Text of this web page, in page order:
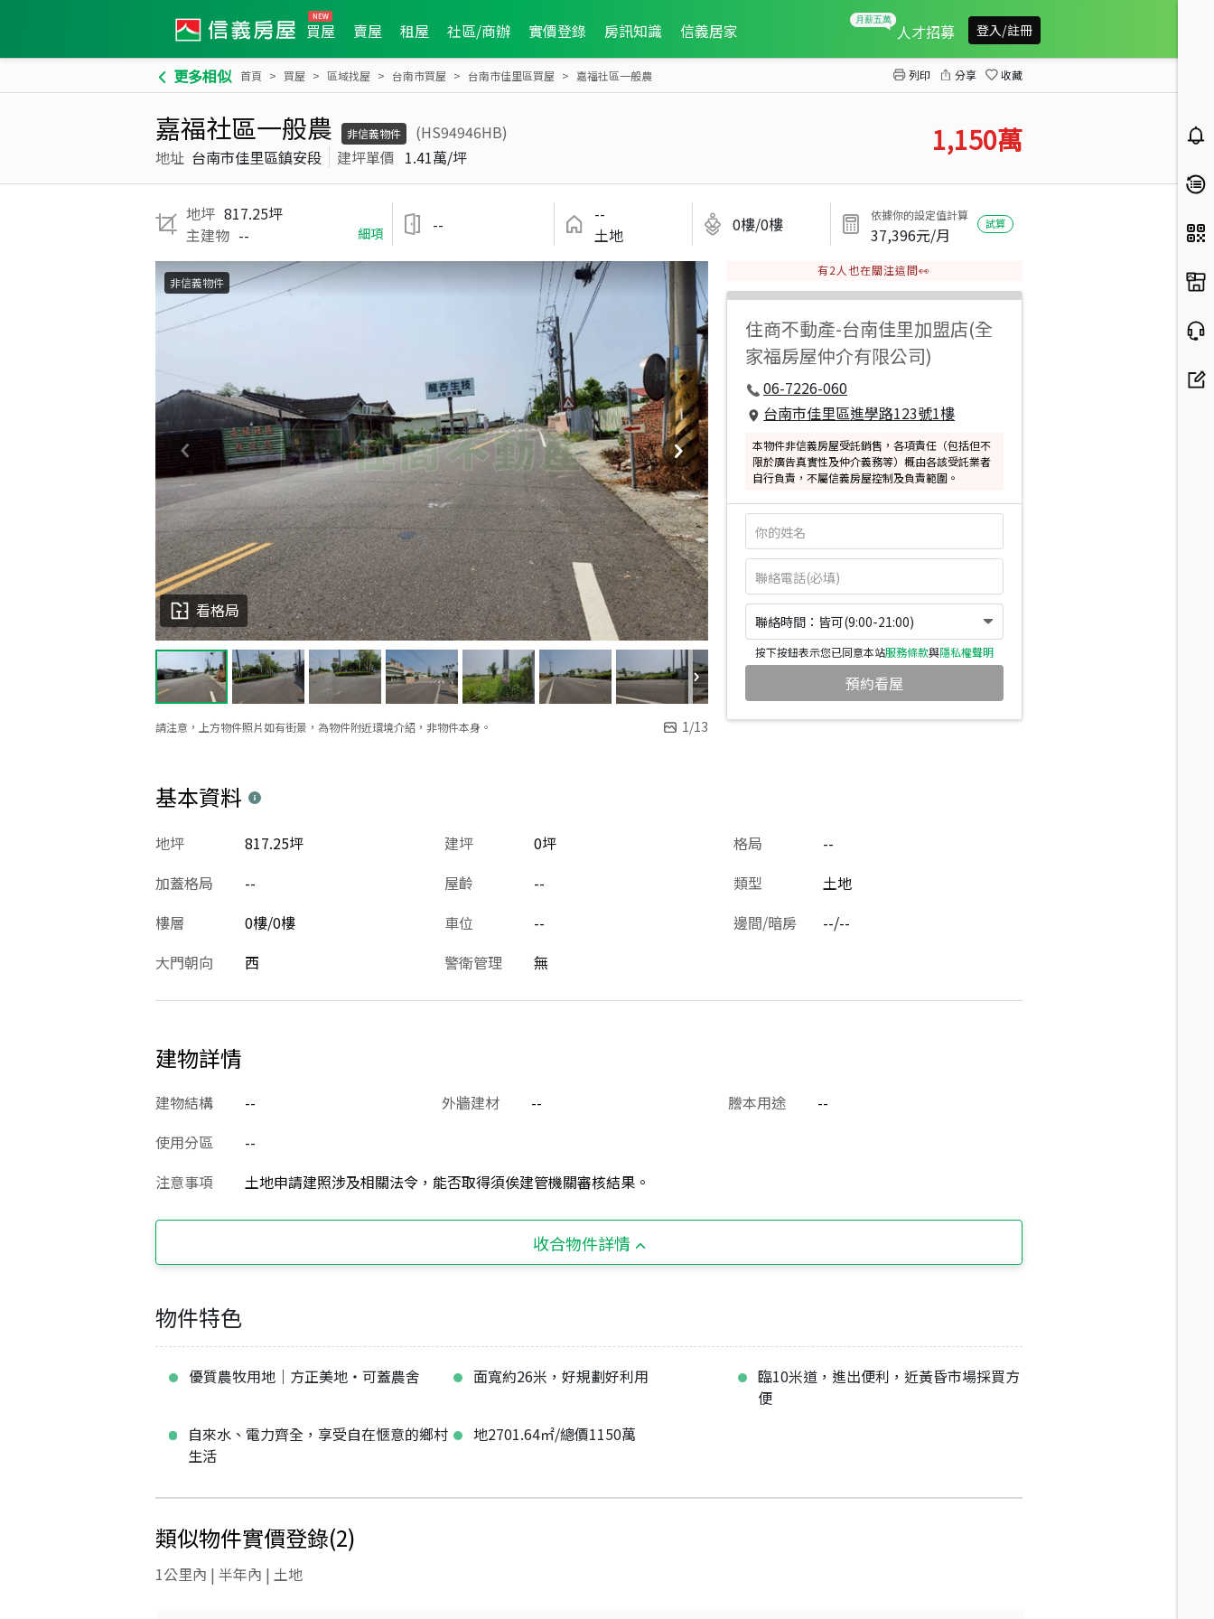
買屋 賣屋 租屋 社區/商辦 實價登錄 房訊知識 信義居家 人才招募 登入/註冊
更多相似 首頁 買屋 區域找屋 台南市買屋 台南市佳里區買屋 嘉福社區一般農 列印 分享 收藏
嘉福社區一般農 非信義物件
(HS94946HB)
地址 台南市佳里區鎮安段 建坪單價 1.41萬/坪 1,150萬
地坪 817.25坪
主建物 -- 細項 --
--
土地
0樓/0樓 依據你的設定值計算
37,396元/月
試算
請注意，上方物件照片如有街景，為物件附近環境介紹，非物件本身。 1/13
看格局
非信義物件
有2 人也在關注這間👀
住商不動產-台南佳里加盟店(全
家福房屋仲介有限公司)
06-7226-060
台南市佳里區進學路123號1樓
本物件非信義房屋受託銷售，各項責任（包括但不
限於廣告真實性及仲介義務等）概由各該受託業者
自行負責，不屬信義房屋控制及負責範圍。
聯絡時間：皆可(9:00-21:00)
按下按鈕表示您已同意本站服務條款與隱私權聲明
預約看屋
基本資料
建坪 0坪
地坪 817.25坪 格局
--
加蓋格局
-- 屋齡 -- 類型
土地
樓層
0樓/0樓 車位 -- 邊間/暗房
--/--
大門朝向
西 警衛管理 無
建物詳情
建物結構 -- 外牆建材 -- 謄本用途
--
使用分區
--
注意事項
土地申請建照涉及相關法令，能否取得須俟建管機關審核結果。
收合物件詳情
物件特色
優質農牧用地｜方正美地・可蓋農舍 面寬約26米，好規劃好利用
臨10米道，進出便利，近黃昏市場採買方
便
自來水、電力齊全，享受自在愜意的鄉村
生活
地2701.64㎡/總價1150萬
類似物件實價登錄(2)
1公里內 | 半年內 | 土地